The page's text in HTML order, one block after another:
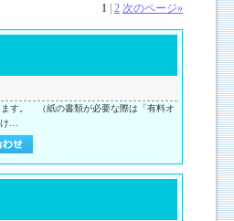
1 2 次のページ»
す。 （紙の書類が必要な際は「有料オ
…